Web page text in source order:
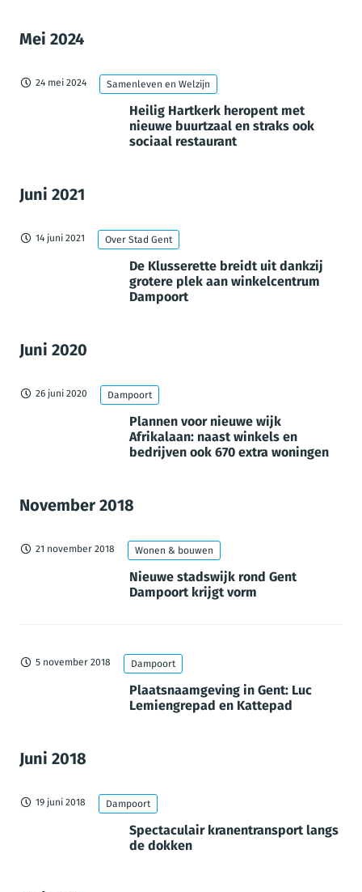
Mei 2024
24 mei 2024 Samenleven en Welzijn
Heilig Hartkerk heropent met
nieuwe buurtzaal en straks ook
sociaal restaurant
Juni 2021
14 juni 2021 Over Stad Gent
De Klusserette breidt uit dankzij
grotere plek aan winkelcentrum
Dampoort
Juni 2020
26 juni 2020 Dampoort
Plannen voor nieuwe wijk
Afrikalaan: naast winkels en
bedrijven ook 670 extra woningen
November 2018
21 november 2018 Wonen & bouwen
Nieuwe stadswijk rond Gent
Dampoort krijgt vorm
5 november 2018 Dampoort
Plaatsnaamgeving in Gent: Luc
Lemiengrepad en Kattepad
Juni 2018
19 juni 2018 Dampoort
Spectaculair kranentransport langs
de dokken